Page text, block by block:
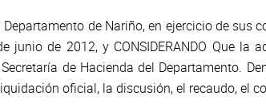
Departamento de Nariño, en ejercicio de
junio de 2012, y CONSIDERANDO Que
de Hacienda del Departamento.
oficial, la discusión, el recaudo, el